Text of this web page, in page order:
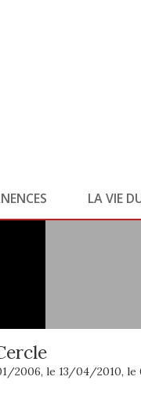
LA VIE
2006, le 13/04/2010,